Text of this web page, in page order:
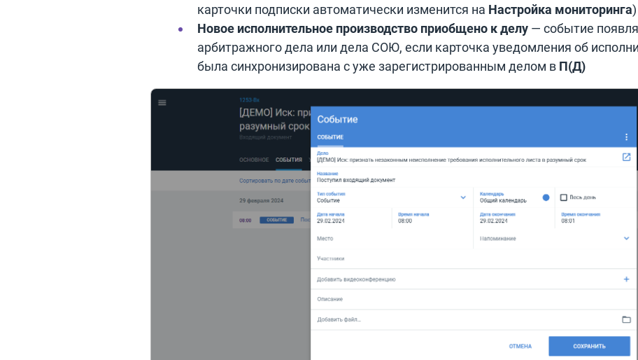
карточки подписки автоматически изменится на Настройка мониторинга)
Новое исполнительное производство приобщено к делу — событие
арбитражного дела или дела СОЮ, если карточка уведомления об
была синхронизирована с уже зарегистрированным делом в П(Д)